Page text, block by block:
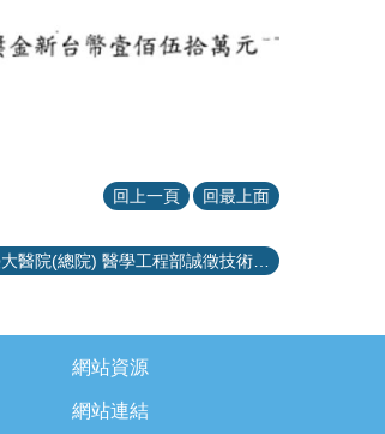
回上一頁 回最上面
網站資源
網站連結